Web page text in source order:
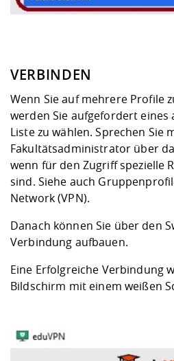
VERBINDEN
Wenn Sie auf mehrere Profile
werden Sie aufgefordert eines
Liste zu wählen. Sprechen Sie
Fakultätsadministrator über
wenn für den Zugriff spezielle
sind. Siehe auch
Network (VPN).
Danach können Sie über den
Verbindung aufbauen.
Eine Erfolgreiche Verbindung
Bildschirm mit einem weißen